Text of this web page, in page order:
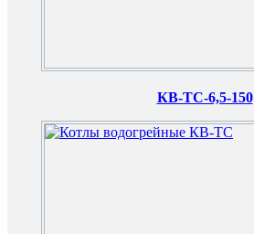
КВ-ТС-6,5-150